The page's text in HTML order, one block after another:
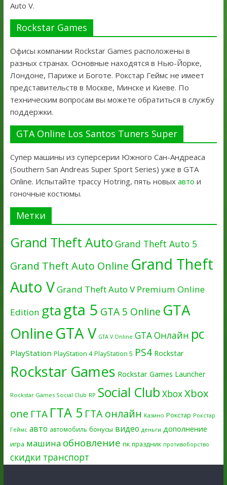
Auto V.
Rockstar Games
Офисы компании Rockstar Games расположены в
разных странах. Основные находятся в Нью-Йорке,
Лондоне, Париже и Боготе. Рокстар Геймс не имеет
представительств в Москве, Минске и Киеве. По
техническим вопросам вы можете обратиться в службу
поддержки.
GTA Online Los Santos Tuners Super
Супер машины из суперсерии Южного Сан-Андреаса
(Southern San Andreas Super Sport Series) уже в GTA
Online. Испытайте трассу Hotring, пять новых авто и
гоночные костюмы.
Метки
Grand Theft Auto Grand Theft Auto 5
Grand Theft Auto Online Grand Theft
Auto VGrand Theft Auto V Premium Online
Edition gtagta 5 GTA 5 Online GTA
OnlineGTA V GTA V Online GTA Онлайн pc
PlayStation PlayStation 4 PlayStation 5 PS4 Rockstar
Rockstar Games Rockstar Games Launcher
Rockstar Games Social Club RP Social Club XboxXbox
one ГТА ГТА 5 ГТА онлайн Казино Рокстар Рокстар
Геймс авто автомобиль бонусы видео деньги дополнение
игра машина обновление пк праздник противоборство
скидки транспорт